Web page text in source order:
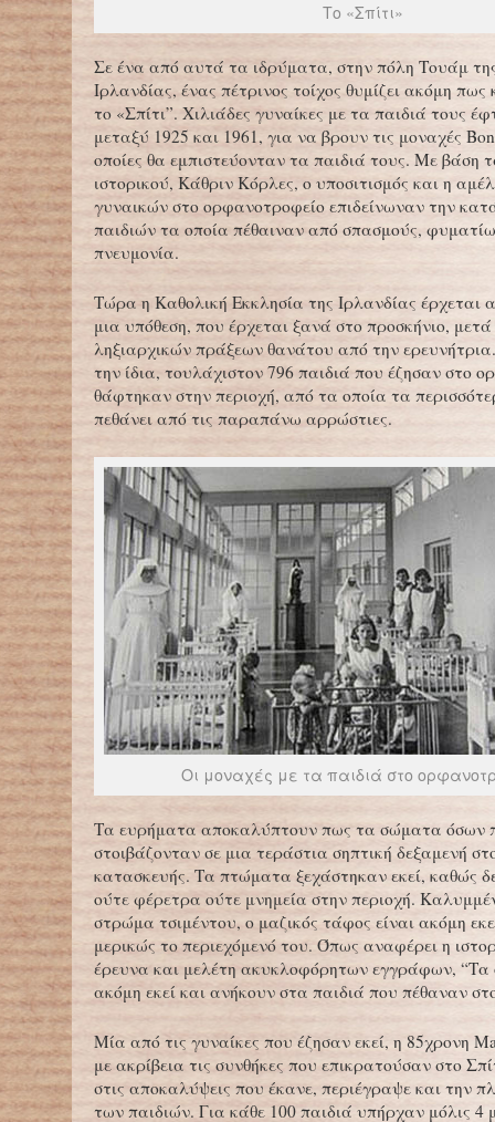
Το «Σπίτι»
Σε ένα από αυτά τα ιδρύματα, στην πόλη Τουάμ
Ιρλανδίας, ένας πέτρινος τοίχος θυμίζει ακόμη
το «Σπίτι”. Χιλιάδες γυναίκες με τα παιδιά τους
μεταξύ 1925 και 1961, για να βρουν τις μοναχές Bon
οποίες θα εμπιστεύονταν τα παιδιά τους. Με βάση
ιστορικού, Κάθριν Κόρλες, ο υποσιτισμός και η
γυναικών στο ορφανοτροφείο επιδείνωναν την
παιδιών τα οποία πέθαιναν από σπασμούς,
πνευμονία.
Τώρα η Καθολική Εκκλησία της Ιρλανδίας έρχεται
μια υπόθεση, που έρχεται ξανά στο προσκήνιο,
ληξιαρχικών πράξεων θανάτου από την
την ίδια, τουλάχιστον 796 παιδιά που έζησαν στο
θάφτηκαν στην περιοχή, από τα οποία τα
πεθάνει από τις παραπάνω αρρώστιες.
Οι μοναχές με τα παιδιά στο
Τα ευρήματα αποκαλύπτουν πως τα σώματα όσων
στοιβάζονταν σε μια τεράστια σηπτική δεξαμενή
κατασκευής. Τα πτώματα ξεχάστηκαν εκεί, καθώς
ούτε φέρετρα ούτε μνημεία στην περιοχή.
στρώμα τσιμέντου, ο μαζικός τάφος είναι ακόμη
μερικώς το περιεχόμενό του. Όπως αναφέρει η
έρευνα και μελέτη ακυκλοφόρητων εγγράφων, “Τα
ακόμη εκεί και ανήκουν στα παιδιά που πέθαναν
Μία από τις γυναίκες που έζησαν εκεί, η 85χρονη
με ακρίβεια τις συνθήκες που επικρατούσαν στο
στις αποκαλύψεις που έκανε, περιέγραψε και την
των παιδιών. Για κάθε 100 παιδιά υπήρχαν μόλις 4